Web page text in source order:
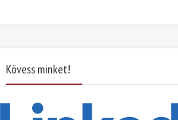
Kövess minket!